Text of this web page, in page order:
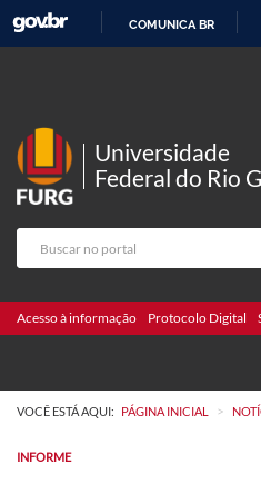
COMUNICA BR
Universidade
Federal do Rio
Acesso à informação Protocolo Digital
VOCÊ ESTÁ AQUI: PÁGINA INICIAL >
INFORME